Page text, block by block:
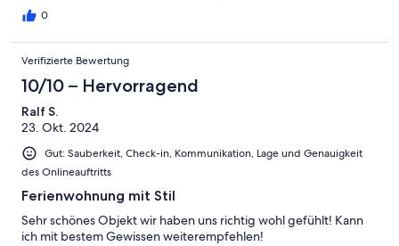
0
Verifizierte Bewertung
10/10 – Hervorragend
Ralf S.
23. Okt. 2024
Gut: Sauberkeit, Check-in, Kommunikation, Lage und Genauigkeit
des Onlineauftritts
Ferienwohnung mit Stil
Sehr schönes Objekt wir haben uns richtig wohl gefühlt! Kann
ich mit bestem Gewissen weiterempfehlen!